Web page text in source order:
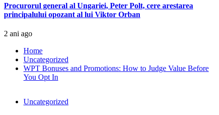
Procurorul general al Ungariei, Peter Polt, cere arestarea
principalului opozant al lui Viktor Orban
2 ani ago
Home
Uncategorized
WPT Bonuses and Promotions: How to Judge Value Before
You Opt In
Uncategorized